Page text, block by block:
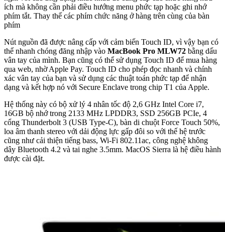
ích mà không cần phải điều hướng menu phức tạp hoặc ghi nhớ
phím tắt. Thay thế các phím chức năng ở hàng trên cùng của bàn
phím
Nút nguồn đã được nâng cấp với cảm biến Touch ID, vì vậy bạn có
thể nhanh chóng đăng nhập vào MacBook Pro MLW72 bằng dấu
vân tay của mình. Bạn cũng có thể sử dụng Touch ID để mua hàng
qua web, nhờ Apple Pay. Touch ID cho phép đọc nhanh và chính
xác vân tay của bạn và sử dụng các thuật toán phức tạp để nhận
dạng và kết hợp nó với Secure Enclave trong chip T1 của Apple.
Hệ thống này có bộ xử lý 4 nhân tốc độ 2,6 GHz Intel Core i7,
16GB bộ nhớ trong 2133 MHz LPDDR3, SSD 256GB PCIe, 4
cổng Thunderbolt 3 (USB Type-C), bàn di chuột Force Touch 50%,
loa âm thanh stereo với dải động lực gấp đôi so với thế hệ trước
cũng như cải thiện tiếng bass, Wi-Fi 802.11ac, công nghệ không
dây Bluetooth 4.2 và tai nghe 3.5mm. MacOS Sierra là hệ điều hành
được cài đặt.